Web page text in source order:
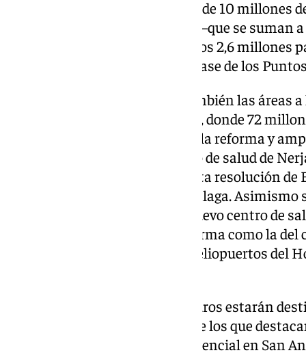
estadio de la Rosaleda, que será de 10
destinados al nuevo auditorio —que se suman
presupuestaron—, además de los 2,6 millones
los 2,4 millones para la quinta fase de los
La consejera ha subdividido también las áreas
ese presupuesto de la provincia, donde 72
sanitario con la finalización de la reforma y
del Sol de Marbella, la del centro de salud de
centro de salud y el centro de alta resolución
antiguo Hospital Pascual de Málaga.
adjudicación de las obras del nuevo centro de
como otras actuaciones de reforma como la
Centro o la adaptación de los heliopuertos del
Por su parte, 34,5 millones de euros estarán
relacionadas con vivienda, entre los que
rehabilitación del entorno residencial en San